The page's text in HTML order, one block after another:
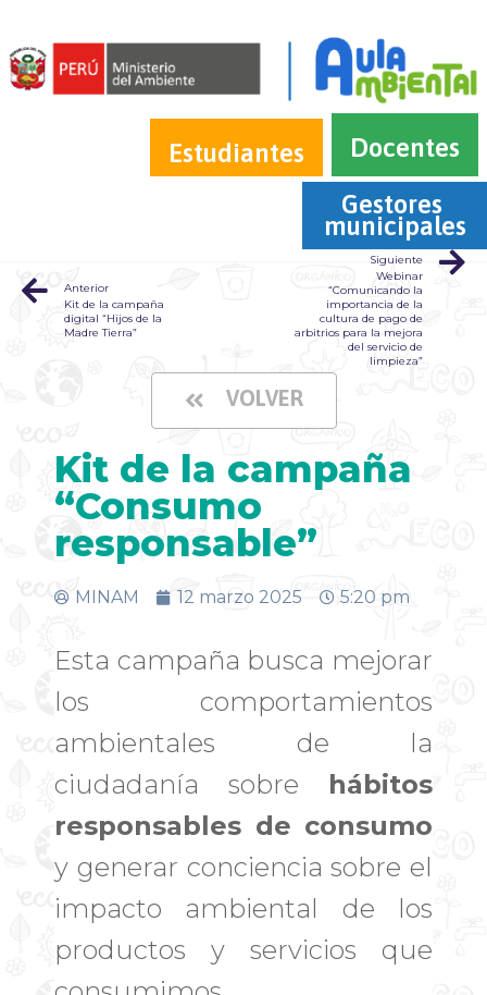
Estudiantes
Docentes
Gestores
municipales
Anterior
Kit de la campaña
digital “Hijos de la
Madre Tierra”
Siguiente
Webinar
“Comunicando la
importancia de la
cultura de pago de
arbitrios para la mejora
del servicio de
limpieza”
VOLVER
Kit de la campaña
“Consumo
responsable”
MINAM 12 marzo 2025 5:20 pm
Esta campaña busca mejorar
los comportamientos
ambientales de la
ciudadanía sobre hábitos
responsables de consumo
y generar conciencia sobre el
impacto ambiental de los
productos y servicios que